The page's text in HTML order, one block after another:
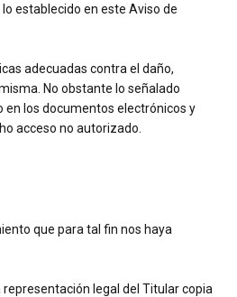
establecido en este Aviso de
adecuadas contra el daño,
No obstante lo señalado
en los documentos electrónicos y
acceso no autorizado.
que para tal fin nos haya
legal del Titular copia